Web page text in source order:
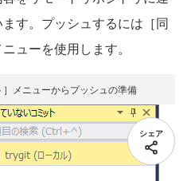
す。プッシュするには［同
ューを使用します。
］メニューからプッシュの準備
シェア